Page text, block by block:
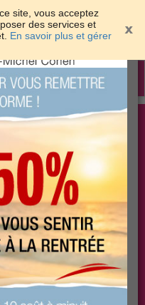
site, vous acceptez
des services et
En savoir plus et gérer
maigrir et être bien
PLUS
COACHING
×